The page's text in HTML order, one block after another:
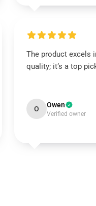
The product excels
quality; it’s a top
O Owen
Verified owner